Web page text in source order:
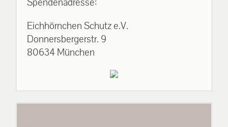
Eichhörnchen Schutz e.V.
Donnersbergerstr. 9
80634 München